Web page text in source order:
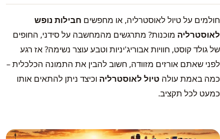
חולמים על טיול לאוסטרליה, או מחפשים חבילות נופש
לאוסטרליה מוכנות? מתרגשים מהמחשבה על סידני, החופים
של גולד קוסט, חוויות אבוריג'יניות וטבע עוצר נשימה? אז רגע
לפני שאתם אורזים מזוודה, חשוב להבין את התמונה הכלכלית –
כמה באמת עולה טיול לאוסטרליה וכיצד ניתן להתאים אותו
כמעט לכל תקציב.